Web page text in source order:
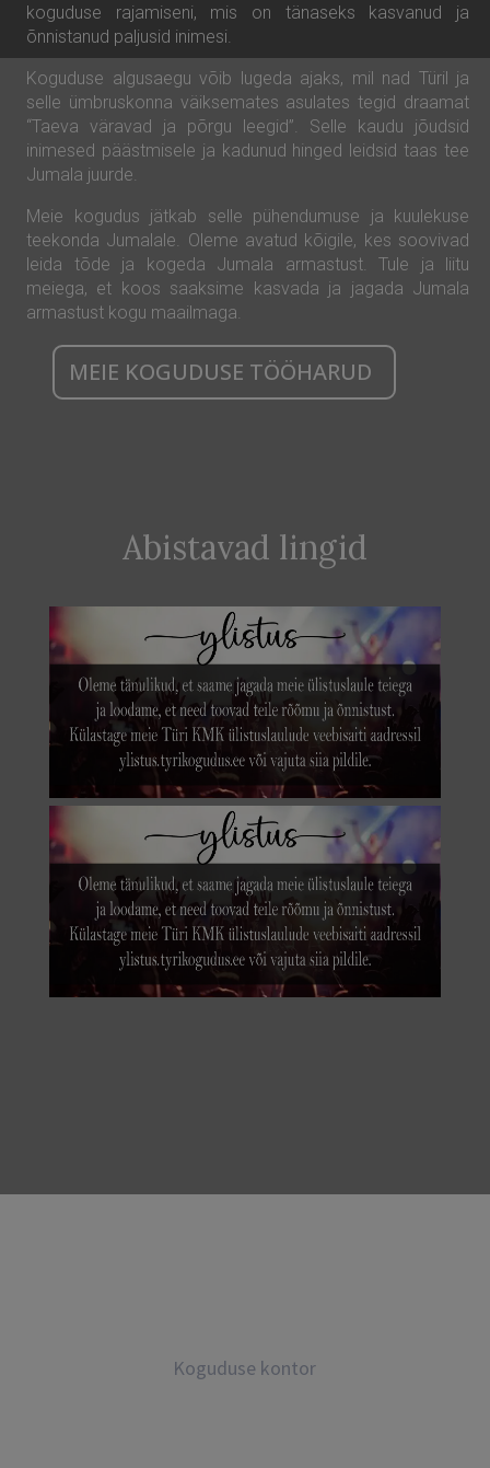
koguduse rajamiseni, mis on tänaseks kasvanud ja
õnnistanud paljusid inimesi.
Koguduse algusaegu võib lugeda ajaks, mil nad Türil ja
selle ümbruskonna väiksemates asulates tegid draamat
“Taeva väravad ja põrgu leegid”. Selle kaudu jõudsid
inimesed päästmisele ja kadunud hinged leidsid taas tee
Jumala juurde.
Meie kogudus jätkab selle pühendumuse ja kuulekuse
teekonda Jumalale. Oleme avatud kõigile, kes soovivad
leida tõde ja kogeda Jumala armastust. Tule ja liitu
meiega, et koos saaksime kasvada ja jagada Jumala
armastust kogu maailmaga.
MEIE KOGUDUSE TÖÖHARUD
Abistavad lingid
Koguduse kontor